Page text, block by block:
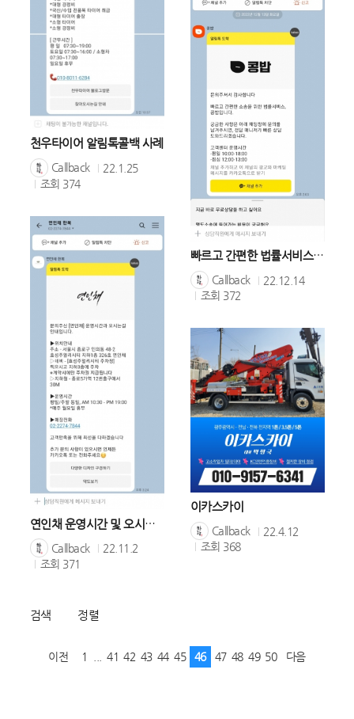
천우타이어 알림톡콜백 사례
Callback
22.1.25
조회 374
빠르고 간편한 법률서비스, 콩밥
Callback
22.12.14
조회 372
연인채 운영시간 및 오시는길 알림톡발송사례
Callback
22.11.2
조회 371
이카스카이
Callback
22.4.12
조회 368
검색 정렬
이전 1 41 42 43 44 45 46 47 48 49 50 다음